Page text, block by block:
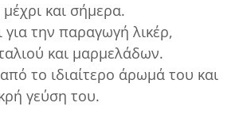
και σήμερα.
για την παραγωγή λικέρ,
και μαρμελάδων.
το ιδιαίτερο άρωμά του και
γεύση του.